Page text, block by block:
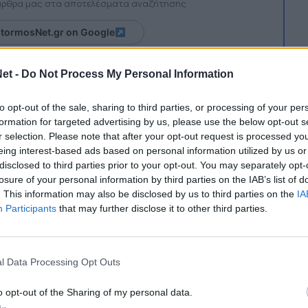
- Do Not Process My Personal Information
opt-out of the sale, sharing to third parties, or processing of your
for targeted advertising by us, please use the below opt-out
selection. Please note that after your opt-out request is processed
interest-based ads based on personal information utilized by us
to third parties prior to your opt-out. You may separately
of your personal information by third parties on the IAB’s list of
This information may also be disclosed by us to third parties on the
Participants that may further disclose it to other third parties.
Data Processing Opt Outs
opt-out of the Sharing of my personal data.
μας στα αποτελέσματα αναζήτησης
on Google
νωρίτερα σήμερα στο
με μεταγραφή.
ώρας γνωστά ο Παναιτωλικός θα καταβάλλει
των δικαιωμάτων του ποδοσφαιριστή.
στην πατρίδα μας για την ολοκλήρωση